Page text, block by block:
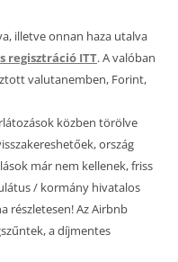
illetve onnan haza utalva
regisztráció ITT. A valóban
valutanemben, Forint,
közben törölve
ország
már nem kellenek, friss
/ kormány hivatalos
részletesen! Az Airbnb
a díjmentes